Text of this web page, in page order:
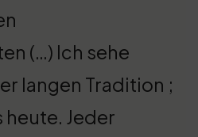
(…) Ich sehe
langen Tradition ;
heute. Jeder